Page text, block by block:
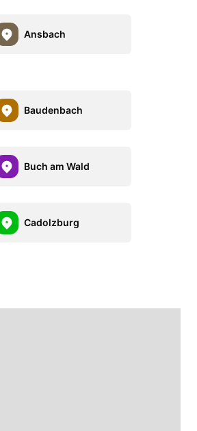
Ansbach
Baudenbach
Buch am Wald
Cadolzburg